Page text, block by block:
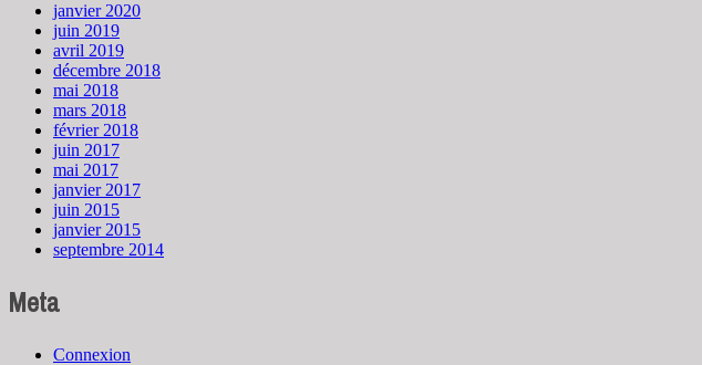
janvier 2020
juin 2019
avril 2019
décembre 2018
mai 2018
mars 2018
février 2018
juin 2017
mai 2017
janvier 2017
juin 2015
janvier 2015
septembre 2014
Meta
Connexion